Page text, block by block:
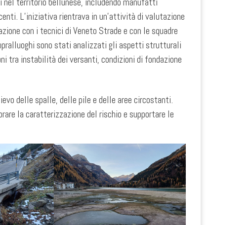
L’iniziativa rientrava in un’attività di valutazione
con i tecnici di Veneto Strade e con le squadre
sono stati analizzati gli aspetti strutturali
tra instabilità dei versanti, condizioni di fondazione
delle spalle, delle pile e delle aree circostanti.
la caratterizzazione del rischio e supportare le